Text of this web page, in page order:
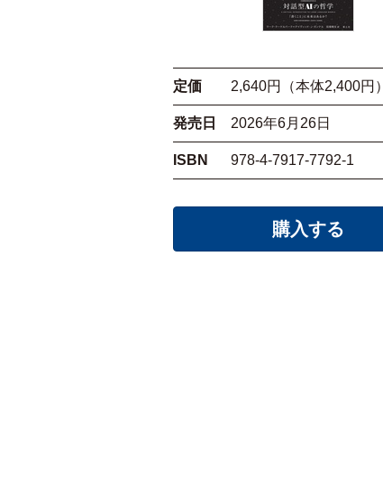
定価 2,640円（本体2,400円）
発売日 2026年6月26日
ISBN 978-4-7917-7792-1
購入する